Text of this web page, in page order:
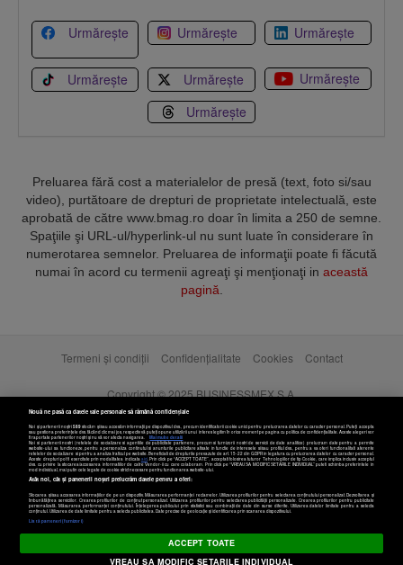
Urmărește Urmărește Urmărește
Urmărește Urmărește
Urmărește
Urmărește
Preluarea fără cost a materialelor de presă (text, foto si/sau
video), purtătoare de drepturi de proprietate intelectuală, este
aprobată de către www.bmag.ro doar în limita a 250 de semne.
Spaţiile şi URL-ul/hyperlink-ul nu sunt luate în considerare în
numerotarea semnelor. Preluarea de informaţii poate fi făcută
numai în acord cu termenii agreaţi şi menţionaţi in această
pagină
Termeni și condiții Confidențialitate Cookies Contact
Copyright © 2025 BUSINESSMEX S.A.
Setări cookies
Nouă ne pasă ca datele tale personale să rămână confidențiale
Noi și partenerii noștri589stocăm și/sau accesăm informații pe dispozitivul dvs., precum identificatorii cookie unici pentru prelucrarea datelor cu caracter personal. Puteți accepta
sau gestiona preferințele dvs. făcând clic mai jos, respectiv vă puteți opune utilizării unui interes legitim în orice moment pe pagina cu politica de confidențialitate. Aceste alegeri vor
fi raportate partenerilor noștri și nu vă vor afecta navigarea.
Mai multe detalii
Noi si partenerii nostri (retelele de socializare si agentiile de publicitate partenere, precum si furnizorii nostri de servicii de date analitice) prelucram date pentru a permite
website-ului sa functioneze, pentru a personaliza continutul si anunturile publicitare afisate in functie de interesele si/sau profilul dvs., pentru a va oferi functionalitati aferente
retelelor de socializare si pentru a analiza traficul pe website. Beneficiati de drepturile prevazute de art. 15-22 din GDPR in legatura cu prelucrarea datelor cu caracter personal.
Aceste drepturi pot fi exercitate prin modalitatea indicataaici. Prin click pe “ACCEPT TOATE”, acceptati folosirea tuturor Tehnologiilor de tip Cookie, care implica inclusiv acceptul
dvs. cu privire la stocarea/accesarea informatiilor de catre Vendor-ii cu care colaboram. Prin click pe “VREAU SA MODIFIC SETARILE INDIVIDUAL” puteti schimba preferintele in
mod individual, mai putin cele legate de cookie strict necesare pentru functionarea website-ului.
Atât noi, cât și partenerii noștri prelucrăm datele pentru a oferi:
Stocarea și/sau accesarea informațiilor de pe un dispozitiv. Măsurarea performanței reclamelor. Utilizarea profilurilor pentru selectarea conținutului personalizat. Dezvoltarea și
îmbunătățirea serviciilor. Crearea profilurilor de conținut personalizat. Utilizarea profilurilor pentru selectarea publicității personalizate. Crearea profilurilor pentru publicitate
personalizată. Măsurarea performanței conținutului. Înțelegerea publicului prin statistici sau combinații de date din surse diferite. Utilizarea datelor limitate pentru a selecta
conținutul. Utilizarea de date limitate pentru a selecta publicitatea. Date precise de geolocație și identificarea prin scanarea dispozitivului.
Listă parteneri (furnizori)
ACCEPT TOATE
VREAU SA MODIFIC SETARILE INDIVIDUAL